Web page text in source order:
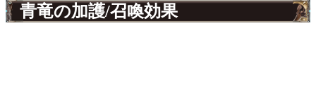
青竜の加護/召喚効果